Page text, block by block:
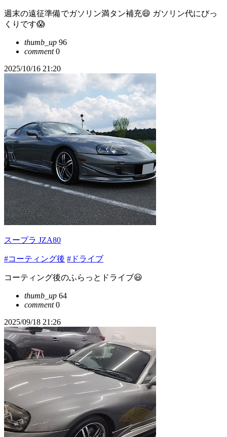
週末の遠征準備でガソリン満タン補充😄 ガソリン代にびっ
くりです😱
thumb_up 96
comment0
2025/10/16 21:20
スープラ JZA80
#コーティング後 #ドライブ
コーティング後のふらっとドライブ😃
thumb_up 64
comment0
2025/09/18 21:26